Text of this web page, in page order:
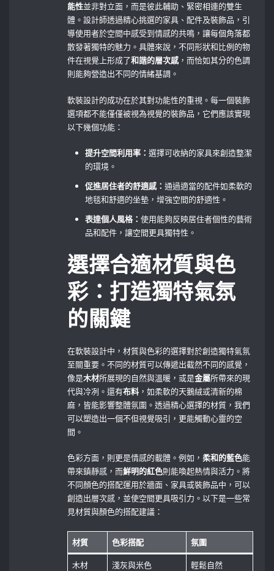
能性並非對立面，而是彼此輔助、緊密相連的雙生
體。設計師透過精心挑選的家具、配件及裝飾品，引
導使用者於空間中感受到情感的共鳴，讓每個角落都
散發著獨特的魅力。具體來說，不同形狀和比例的物
件在視覺上形成了和諧的層次感，而恰如其分的色調
則能夠營造出不同的情緒基調。
軟裝設計的成功在於其對功能性的重視。每一個裝飾
選項都不能僅僅被視為視覺的裝飾品，它們應該實現
以下幾個功能：
提升空間利用率：選擇可收納的家具來創造整潔
的環境。
促進居住者的舒適感：通過適當的配件如柔軟的
地毯和舒適的坐墊，增強空間的舒適性。
表達個人風格：使用能夠反映居住者個性的藝術
品和配件，讓空間更具獨特性。
選擇合適材質與色
彩：打造獨特氣氛
的關鍵
在軟裝設計中，材質與色彩的選擇對於創造獨特氣氛
至關重要。不同的材質可以傳遞出截然不同的感覺，
像是木材所展現的自然與溫暖，或是金屬所帶來的現
代與冷冽。還有布料 ，如柔軟的天鵝絨或清新的棉
麻，皆能影響整體氛圍。透過精心選擇的材質，我們
可以塑造出一個不但視覺吸引，更能觸動心靈的空
間。
色彩方面，則更是情感的載體。例如，柔和的藍色能
帶來鎮靜感，而鮮明的紅色則能喚起熱情與活力。將
不同顏色的搭配運用於牆面、家具或裝飾品中，可以
創造出層次感，並使空間更具吸引力。以下是一些常
見材質與顏色的搭配建議：
材質 色彩搭配 氛圍
木材 淺灰與米色
輕鬆自然